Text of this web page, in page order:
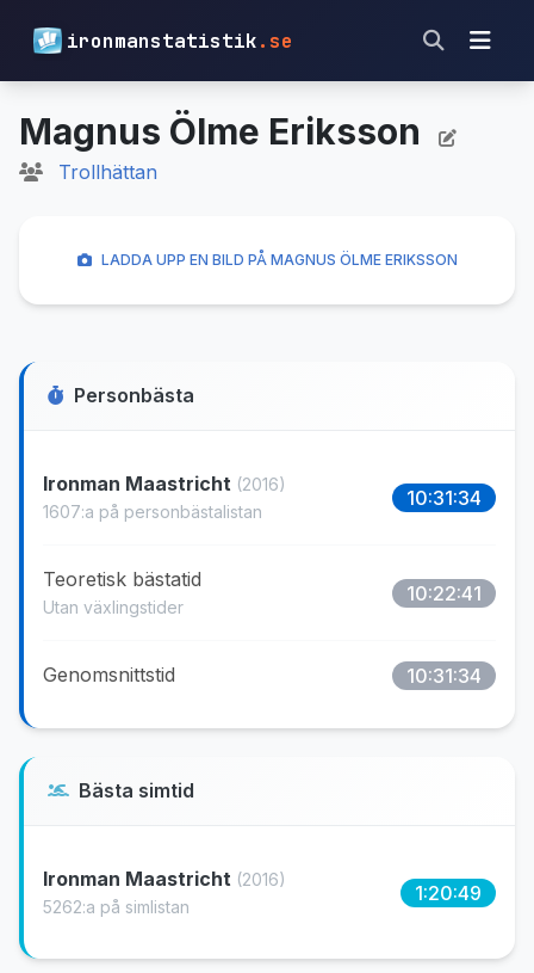
ironmanstatistik.se
Magnus Ölme Eriksson
Trollhättan
Personbästa
Ironman Maastricht (2016)
1607:a på personbästalistan
10:31:34
Teoretisk bästatid
Utan växlingstider
10:22:41
Genomsnittstid 10:31:34
Bästa simtid
Ironman Maastricht (2016)
5262:a på simlistan
1:20:49
LADDA UPP EN BILD PÅ MAGNUS ÖLME ERIKSSON